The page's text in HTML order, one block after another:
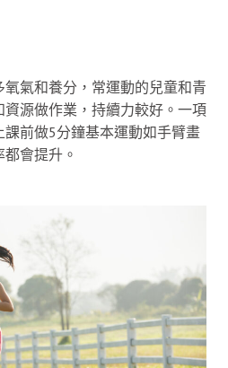
氣和養分，常運動的兒童和青
源做作業，持續力較好。一項
前做5分鐘基本運動如手臂畫
會提升。